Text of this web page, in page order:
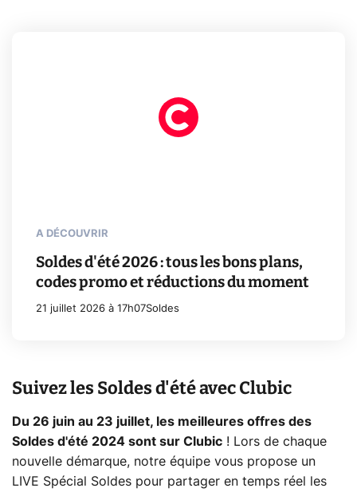
A DÉCOUVRIR
Soldes d'été 2026 : tous les bons plans,
codes promo et réductions du moment
21 juillet 2026 à 17h07Soldes
Suivez les Soldes d'été avec Clubic
Du 26 juin au 23 juillet, les meilleures offres des
Soldes d'été 2024 sont sur Clubic ! Lors de chaque
nouvelle démarque, notre équipe vous propose un
LIVE Spécial Soldes pour partager en temps réel les